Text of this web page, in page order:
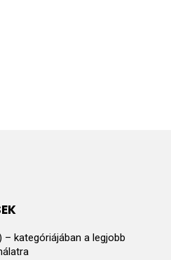
– kategóriájában a legjobb